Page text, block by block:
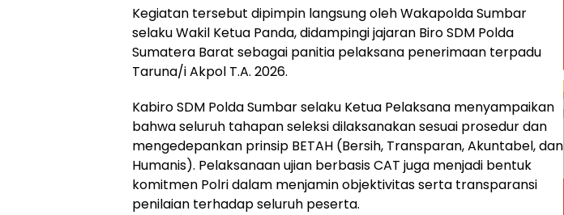
Kegiatan tersebut dipimpin langsung oleh Wakapolda Sumbar
selaku Wakil Ketua Panda, didampingi jajaran Biro SDM Polda
Sumatera Barat sebagai panitia pelaksana penerimaan terpadu
Taruna/i Akpol T.A. 2026.
Kabiro SDM Polda Sumbar selaku Ketua Pelaksana menyampaikan
bahwa seluruh tahapan seleksi dilaksanakan sesuai prosedur dan
mengedepankan prinsip BETAH (Bersih, Transparan, Akuntabel, dan
Humanis). Pelaksanaan ujian berbasis CAT juga menjadi bentuk
komitmen Polri dalam menjamin objektivitas serta transparansi
penilaian terhadap seluruh peserta.